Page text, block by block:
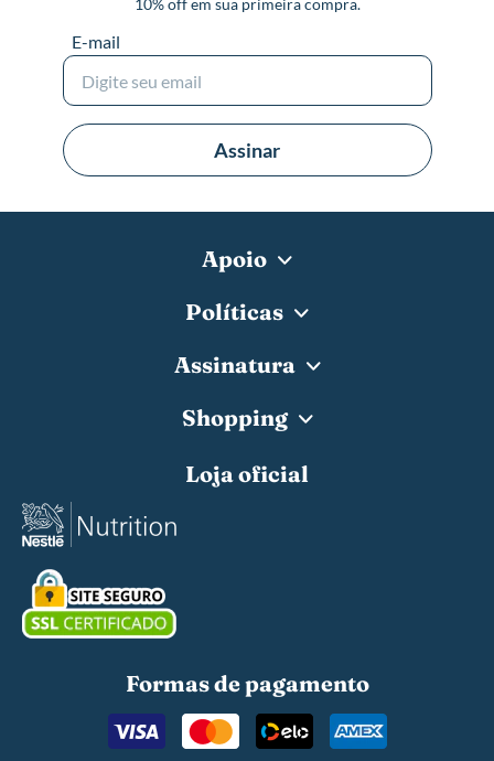
10% off em sua primeira compra.
E-mail
Assinar
Apoio
Políticas
Assinatura
Shopping
Loja oficial
Formas de pagamento